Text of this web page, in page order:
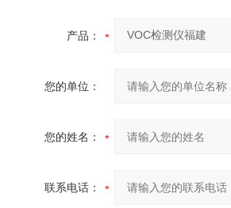
产品：
您的单位：
您的姓名：
联系电话：